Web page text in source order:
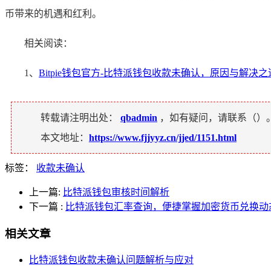
币带来的机遇和红利。
相关阅读：
1、 Bitpie钱包官方-比特派钱包收款未确认，原因与解决之
转载请注明出处： qbadmin ，如有疑问，请联系（）。
本文地址： https://www.fjjyyz.cn/jjed/1151.html
标签： 收款未确认
上一篇: 比特派钱包审核时间解析
下一篇 : 比特派钱包汇率查询，便捷掌握加密货币兑换动
相关文章
比特派钱包收款未确认问题解析与应对